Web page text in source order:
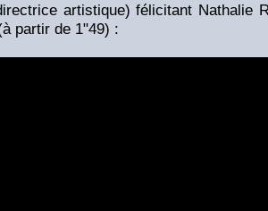
artistique) félicitant Nathalie
partir de 1"49) :